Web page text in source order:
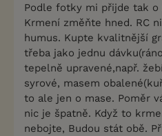
Podle fotky mi přijde tak o
Krmení změňte hned. RC
humus. Kupte kvalitnější
třeba jako jednu
tepelně upravené,např.
syrové, masem
to ale jen o mase. Poměr
nic je špatně. Když to
nebojte, Budou stát obě.